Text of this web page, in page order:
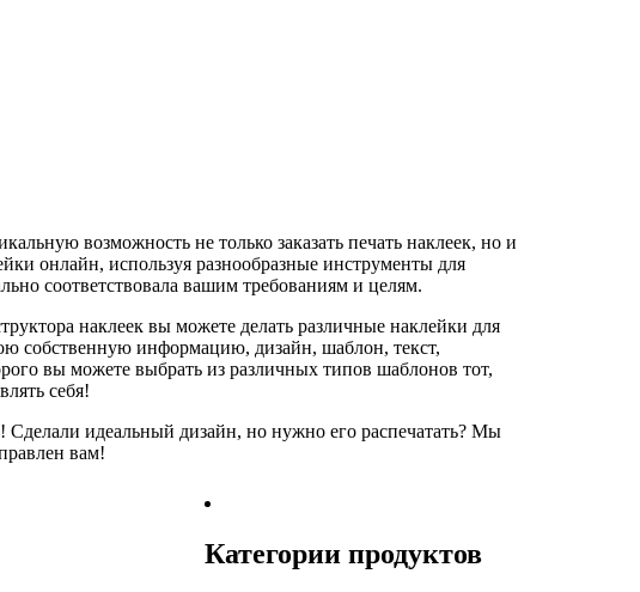
возможность не только заказать печать наклеек, но и
онлайн, используя разнообразные инструменты для
соответствовала вашим требованиям и целям.
наклеек вы можете делать различные наклейки для
собственную информацию, дизайн, шаблон, текст,
вы можете выбрать из различных типов шаблонов тот,
себя!
идеальный дизайн, но нужно его распечатать? Мы
вам!
Категории продуктов